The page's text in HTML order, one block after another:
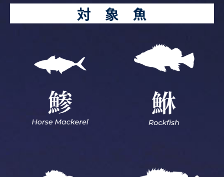
対 象 魚